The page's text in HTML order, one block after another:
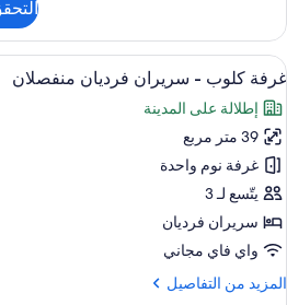
غرفة
كلوب
-
سرير
ملكي
استعراض
جميع
صور
غرفة
كلوب
-
سريران
فرديان
منفصلان
ميني
6
غرفة كلوب - سريران فرديان منفصلان
إطلالة على المدينة
39 متر مربع
غرفة نوم واحدة
يتّسع لـ 3
سريران فرديان
واي فاي مجاني
المزيد من التفاصيل
المزيد